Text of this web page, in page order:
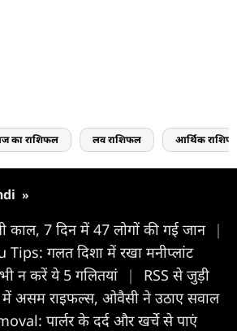
का राशिफल लव राशिफल आर्थिक
»
काल, 7 दिन में 47 लोगों की गई जान |
गलत दिशा में रखा मनीप्लांट
न करें ये 5 गलितयां
|
RSS से जुड़ी
में असम राइफल्स, ओवैसी ने उठाए सवाल
पार्लर के दर्द और खर्चे से पाएं